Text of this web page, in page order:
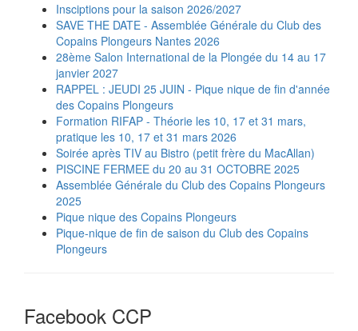
Insciptions pour la saison 2026/2027
SAVE THE DATE - Assemblée Générale du Club des
Copains Plongeurs Nantes 2026
28ème Salon International de la Plongée du 14 au 17
janvier 2027
RAPPEL : JEUDI 25 JUIN - Pique nique de fin d'année
des Copains Plongeurs
Formation RIFAP - Théorie les 10, 17 et 31 mars,
pratique les 10, 17 et 31 mars 2026
Soirée après TIV au Bistro (petit frère du MacAllan)
PISCINE FERMEE du 20 au 31 OCTOBRE 2025
Assemblée Générale du Club des Copains Plongeurs
2025
Pique nique des Copains Plongeurs
Pique-nique de fin de saison du Club des Copains
Plongeurs
Facebook CCP